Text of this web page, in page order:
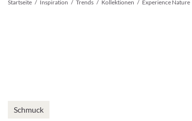
Startseite / Inspiration / Trends / Kollektionen / Experience Nature
Schmuck